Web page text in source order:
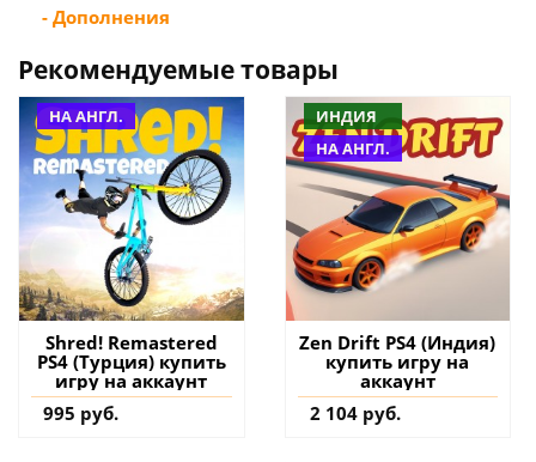
- Дополнения
Рекомендуемые товары
НА АНГЛ.
Shred! Remastered
PS4 (Турция) купить
игру на аккаунт
995 руб.
ИНДИЯ
НА АНГЛ.
Zen Drift PS4 (Индия)
купить игру на
аккаунт
2 104 руб.